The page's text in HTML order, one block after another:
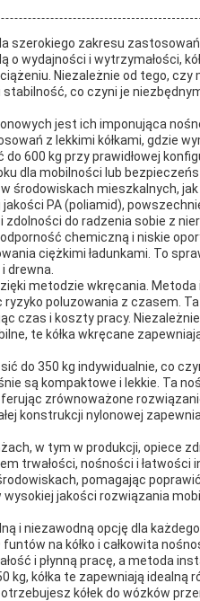
szerokiego zakresu
wydajności i wytrzymałości,
Niezależnie od tego,
stabilność, co czyni je
jest ich imponująca
z lekkimi kółkami, gdzie
600 kg przy prawidłowej
dla mobilności lub
środowiskach mieszkalnych, jak
PA (poliamid),
do radzenia sobie z
chemiczną i niskie
ciężkimi ładunkami. To
drewna.
metodzie wkręcania.
poluzowania z czasem.
czas i koszty pracy.
te kółka wkręcane
do 350 kg indywidualnie, co
są kompaktowe i lekkie. Ta
zrównoważone
konstrukcji nylonowej
w tym w produkcji, opiece
trwałości, nośności i
pomagając
wysokiej jakości rozwiązania
i niezawodną opcję dla
na kółko i całkowita
i płynną pracę, a metoda
kg, kółka te zapewniają idealną
kółek do wózków